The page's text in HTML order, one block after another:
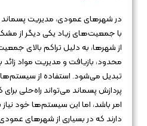
در شهرهای عمودی، مدیریت پسماند
با جمعیت‌های زیاد یکی دیگر از
از شهرها، به دلیل تراکم بالای
محدود، بازیافت و مدیریت مواد
تبدیل می‌شود. استفاده از
پردازش پسماند می‌تواند راه‌حلی
امر باشد، اما این سیستم‌ها خود
دارند که در بسیاری از شهرهای